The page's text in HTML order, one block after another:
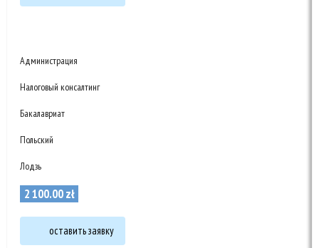
Администрация
Налоговый консалтинг
Бакалавриат
Польский
Лодзь
2 100.00zł
оставить заявку